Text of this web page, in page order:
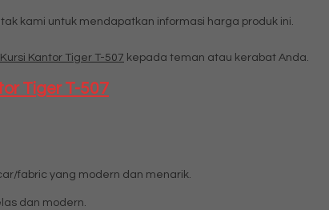
kami untuk mendapatkan informasi harga produk ini.
Kursi Kantor Tiger T-507 kepada teman atau kerabat Anda.
Tiger T-507
fabric yang modern dan menarik.
dan modern.